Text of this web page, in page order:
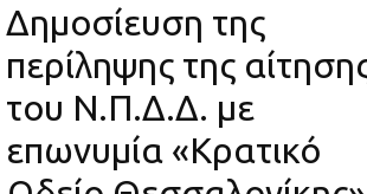
Δημοσίευση της
περίληψης της
του Ν.Π.Δ.Δ. με
επωνυμία «Κρατικό